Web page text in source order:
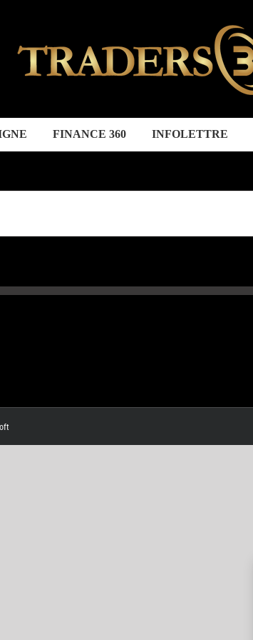
FINANCE 360 INFOLETTRE